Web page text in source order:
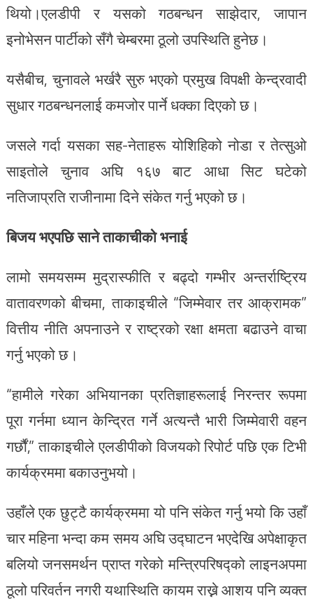
थियो।एलडीपी र यसको गठबन्धन साझेदार, जापान
इनोभेसन पार्टीको सँगै चेम्बरमा ठूलो उपस्थिति हुनेछ।
यसैबीच, चुनावले भर्खरै सुरु भएको प्रमुख विपक्षी केन्द्रवादी
सुधार गठबन्धनलाई कमजोर पार्ने धक्का दिएको छ।
जसले गर्दा यसका सह-नेताहरू योशिहिको नोडा र तेत्सुओ
साइतोले चुनाव अघि १६७ बाट आधा सिट घटेको
नतिजाप्रति राजीनामा दिने संकेत गर्नु भएको छ।
बिजय भएपछि साने ताकाचीको भनाई
लामो समयसम्म मुद्रास्फीति र बढ्दो गम्भीर अन्तर्राष्ट्रिय
वातावरणको बीचमा, ताकाइचीले “जिम्मेवार तर आक्रामक”
वित्तीय नीति अपनाउने र राष्ट्रको रक्षा क्षमता बढाउने वाचा
गर्नु भएको छ।
“हामीले गरेका अभियानका प्रतिज्ञाहरूलाई निरन्तर रूपमा
पूरा गर्नमा ध्यान केन्द्रित गर्ने अत्यन्तै भारी जिम्मेवारी वहन
गर्छौं,” ताकाइचीले एलडीपीको विजयको रिपोर्ट पछि एक टिभी
कार्यक्रममा बकाउनुभयो।
उहाँले एक छुट्टै कार्यक्रममा यो पनि संकेत गर्नु भयो कि उहाँ
चार महिना भन्दा कम समय अघि उद्घाटन भएदेखि अपेक्षाकृत
बलियो जनसमर्थन प्राप्त गरेको मन्त्रिपरिषद्को लाइनअपमा
ठूलो परिवर्तन नगरी यथास्थिति कायम राख्ने आशय पनि व्यक्त